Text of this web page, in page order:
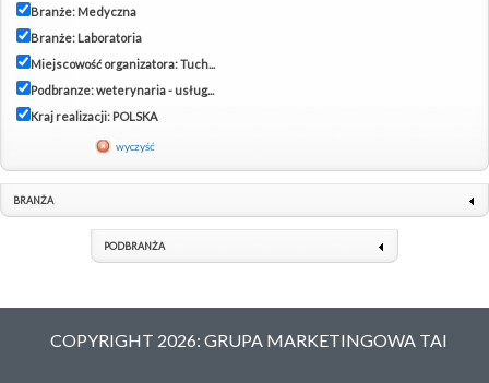
Branże: Medyczna
Branże: Laboratoria
Miejscowość organizatora: Tuch...
Podbranze: weterynaria - usług...
Kraj realizacji: POLSKA
wyczyść
BRANŻA
PODBRANŻA
COPYRIGHT 2026: GRUPA MARKETINGOWA TAI